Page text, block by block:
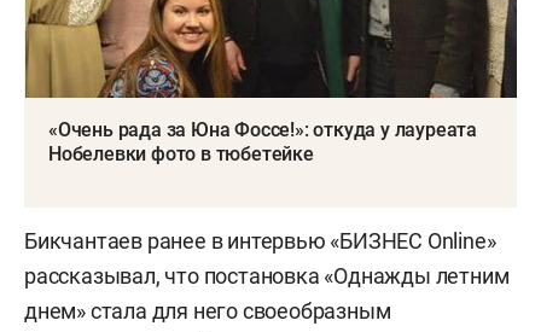
«Очень рада за Юна Фоссе!»: откуда у лауреата
Нобелевки фото в тюбетейке
Бикчантаев ранее в интервью «БИЗНЕС Online»
рассказывал, что постановка «Однажды летним
днем» стала для него своеобразным